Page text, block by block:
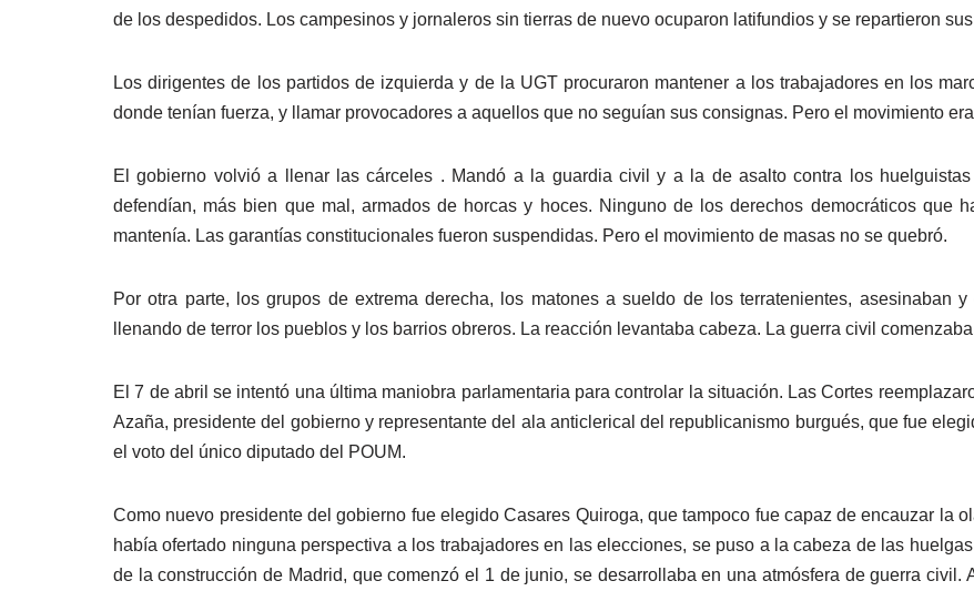
de los despedidos. Los campesinos y jornaleros sin tierras de nuevo ocuparon latifundios y se repartieron
Los dirigentes de los partidos de izquierda y de la UGT procuraron mantener a los trabajadores en los
donde tenían fuerza, y llamar provocadores a aquellos que no seguían sus consignas. Pero el movimiento
El gobierno volvió a llenar las cárceles . Mandó a la guardia civil y a la de asalto contra los
defendían, más bien que mal, armados de horcas y hoces. Ninguno de los derechos democráticos que
mantenía. Las garantías constitucionales fueron suspendidas. Pero el movimiento de masas no se quebró.
Por otra parte, los grupos de extrema derecha, los matones a sueldo de los terratenientes, asesinaban
llenando de terror los pueblos y los barrios obreros. La reacción levantaba cabeza. La guerra civil
El 7 de abril se intentó una última maniobra parlamentaria para controlar la situación. Las Cortes
Azaña, presidente del gobierno y representante del ala anticlerical del republicanismo burgués, que fue
el voto del único diputado del POUM.
Como nuevo presidente del gobierno fue elegido Casares Quiroga, que tampoco fue capaz de encauzar la
había ofertado ninguna perspectiva a los trabajadores en las elecciones, se puso a la cabeza de las
de la construcción de Madrid, que comenzó el 1 de junio, se desarrollaba en una atmósfera de guerra